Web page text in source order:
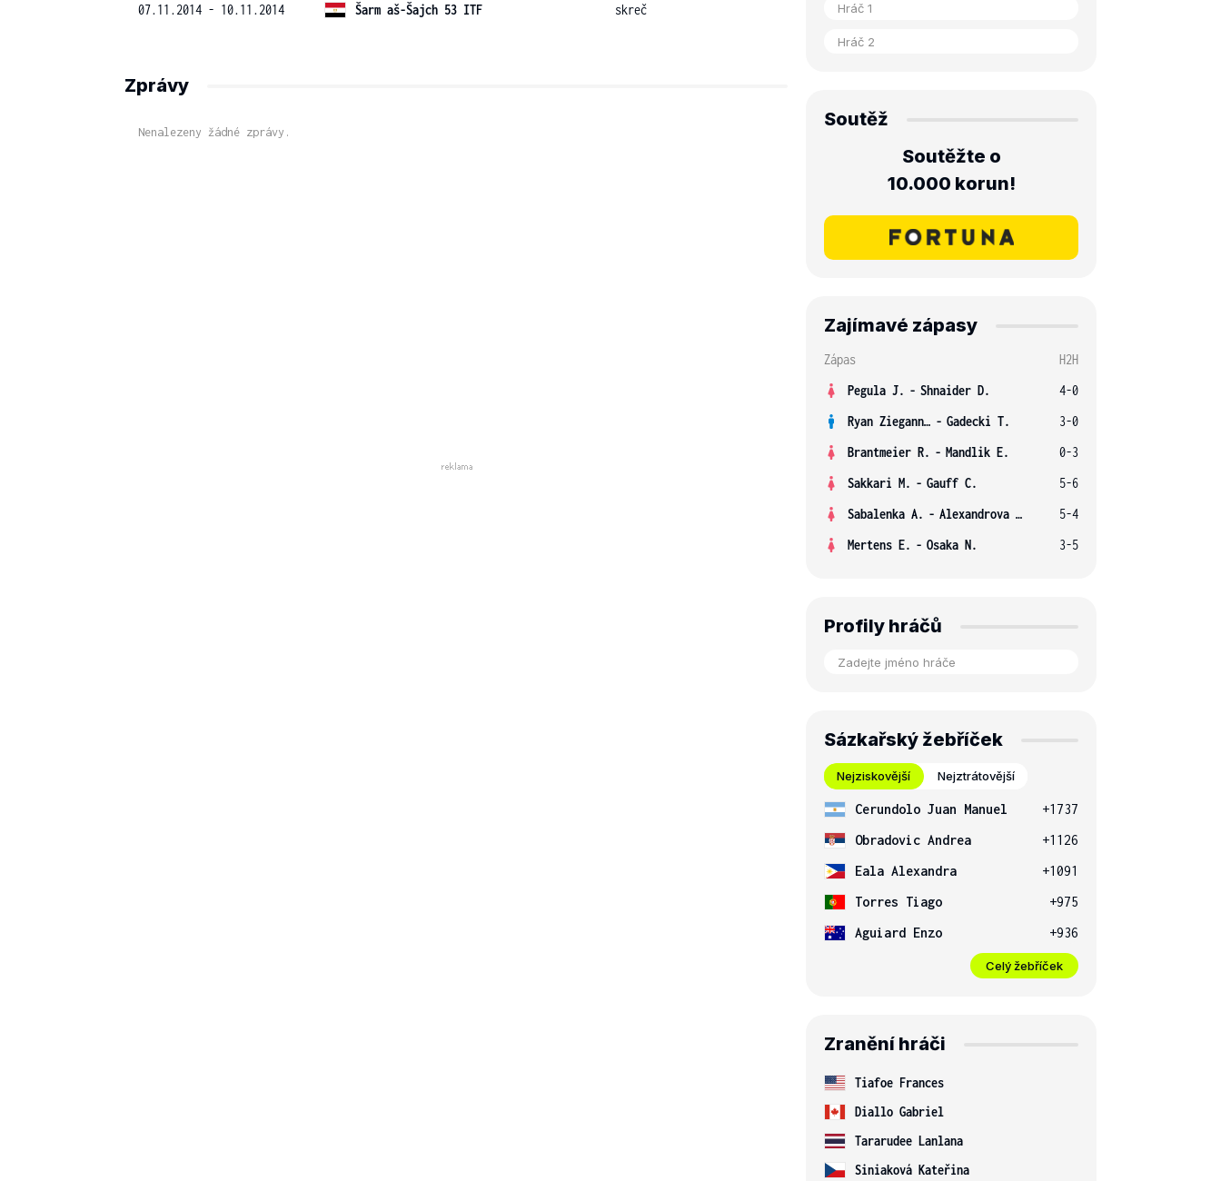
07.11.2014 - 10.11.2014 Šarm aš-Šajch 53 ITF skreč
Zprávy
Nenalezeny žádné zprávy.
Soutěž
Soutěžte o
10.000 korun!
Zajímavé zápasy
Zápas
H2H
Pegula J. - Shnaider D.
4-0
Ryan Ziegann S. - Gadecki T.
3-0
Brantmeier R. - Mandlik E.
0-3
Sakkari M. - Gauff C.
5-6
Sabalenka A. - Alexandrova E.
5-4
Mertens E. - Osaka N. 3-5
Profily hráčů
Sázkařský žebříček
Nejziskovější Nejztrátovější
Cerundolo Juan Manuel
+1737
Obradovic Andrea
+1126
Eala Alexandra
+1091
Torres Tiago
+975
Aguiard Enzo
+936
Celý žebříček
Zranění hráči
Tiafoe Frances
Diallo Gabriel
Tararudee Lanlana
Siniaková Kateřina